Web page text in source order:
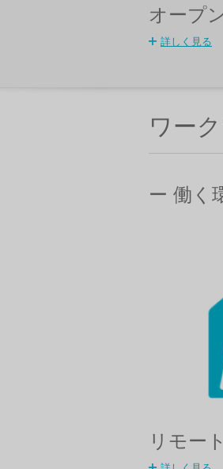
オープ
詳しく見る
ワー
ー 働く
リモー